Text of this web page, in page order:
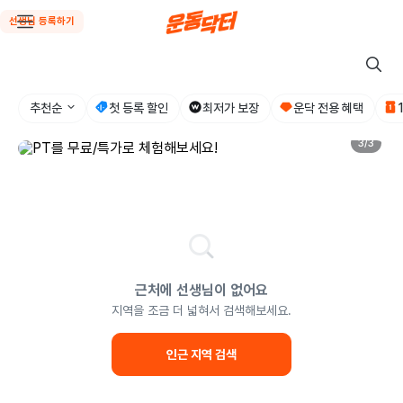
선생님 등록하기
추천순 첫 등록 할인 최저가 보장 운닥 전용 혜택
3/3
근처에 선생님이 없어요
지역을 조금 더 넓혀서 검색해보세요.
인근 지역 검색